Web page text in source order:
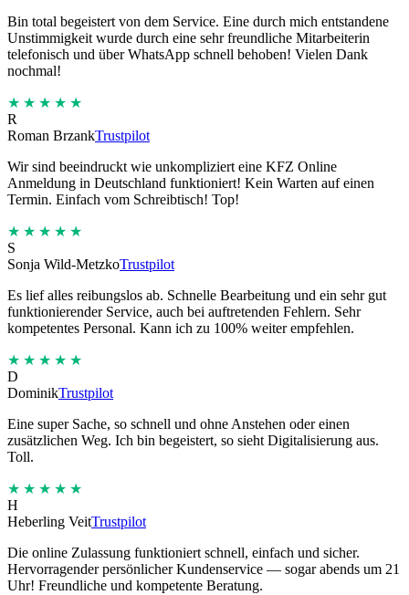
Bin total begeistert von dem Service. Eine durch mich entstandene
Unstimmigkeit wurde durch eine sehr freundliche Mitarbeiterin
telefonisch und über WhatsApp schnell behoben! Vielen Dank
nochmal!
★★★★★
R
Roman BrzankTrustpilot
Wir sind beeindruckt wie unkompliziert eine KFZ Online
Anmeldung in Deutschland funktioniert! Kein Warten auf einen
Termin. Einfach vom Schreibtisch! Top!
★★★★★
S
Sonja Wild-MetzkoTrustpilot
Es lief alles reibungslos ab. Schnelle Bearbeitung und ein sehr gut
funktionierender Service, auch bei auftretenden Fehlern. Sehr
kompetentes Personal. Kann ich zu 100% weiter empfehlen.
★★★★★
D
DominikTrustpilot
Eine super Sache, so schnell und ohne Anstehen oder einen
zusätzlichen Weg. Ich bin begeistert, so sieht Digitalisierung aus.
Toll.
★★★★★
H
Heberling VeitTrustpilot
Die online Zulassung funktioniert schnell, einfach und sicher.
Hervorragender persönlicher Kundenservice — sogar abends um 21
Uhr! Freundliche und kompetente Beratung.